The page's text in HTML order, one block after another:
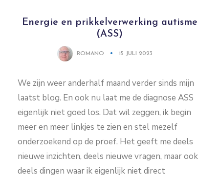
Energie en prikkelverwerking autisme
(ASS)
ROMANO 15 JULI 2023
We zijn weer anderhalf maand verder sinds mijn
laatst blog. En ook nu laat me de diagnose ASS
eigenlijk niet goed los. Dat wil zeggen, ik begin
meer en meer linkjes te zien en stel mezelf
onderzoekend op de proef. Het geeft me deels
nieuwe inzichten, deels nieuwe vragen, maar ook
deels dingen waar ik eigenlijk niet direct